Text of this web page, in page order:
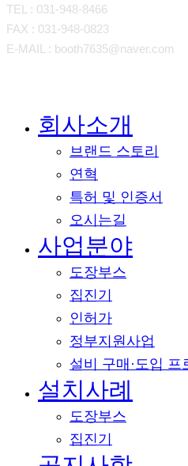
TEL : 031-948-8466
FAX : 031-948-0823
E-MAIL : booth7635@naver.com
회사소개
브랜드 스토리
연혁
특허 및 인증서
오시는길
사업분야
도장부스
집진기
인허가
정부지원사업
설비 구매·도입 프
설치사례
도장부스
집진기